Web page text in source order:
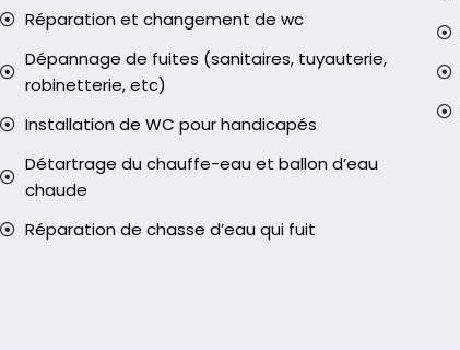
Réparation et changement de wc
Dépannage de fuites (sanitaires, tuyauterie,
robinetterie, etc)
Installation de WC pour handicapés
Détartrage du chauffe-eau et ballon d’eau
chaude
Réparation de chasse d’eau qui fuit